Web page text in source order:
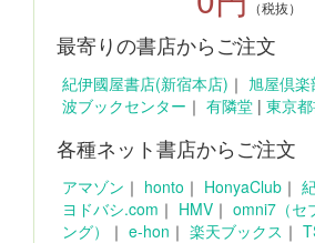
（税抜）
最寄りの書店からご注文
紀伊國屋書店(新宿本店) ｜ 旭屋倶楽
波ブックセンター ｜ 有隣堂 | 東京
各種ネット書店からご注文
アマゾン ｜ honto ｜ HonyaClub ｜
ヨドバシ.com ｜ HMV ｜ omni7（セ
ング）
｜ e-hon ｜ 楽天ブックス ｜